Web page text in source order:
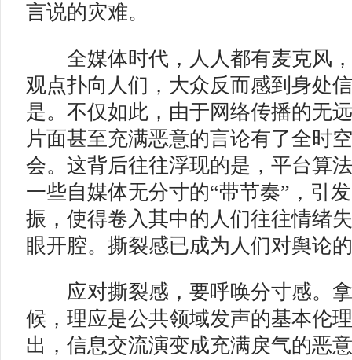
言说的灾难。
全媒体时代，人人都有麦克风，
观点扑向人们，大众反而感到身处
是。不仅如此，由于网络传播的无
片面甚至充满恶意的言论有了全时
会。这背后往往浮现的是，平台算
一些自媒体无分寸的“带节奏”，引
振，使得卷入其中的人们往往情绪
眼开腔。撕裂感已成为人们对舆论
应对撕裂感，要呼唤分寸感。拿
候，理应是公共领域发声的基本伦
出，信息交流演变成充满戾气的恶